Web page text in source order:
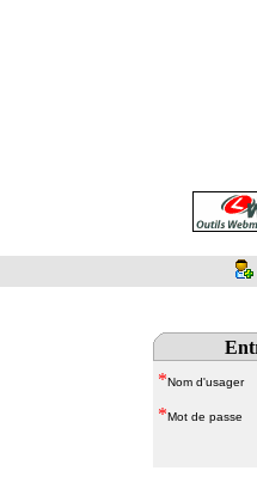
*Nom d'usager
*Mot de passe